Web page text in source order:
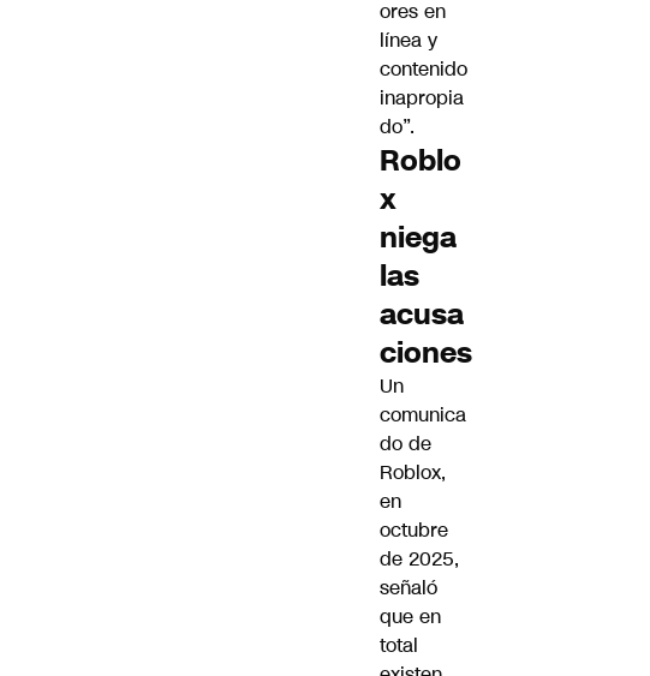
ores en
línea y
contenido
inapropia
do”.
Roblo
x
niega
las
acusa
ciones
Un
comunica
do de
Roblox,
en
octubre
de 2025,
señaló
que en
total